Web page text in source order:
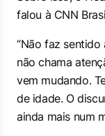
falou à CNN
“Não faz sentido
não chama
vem mudando.
de idade. O
ainda mais num